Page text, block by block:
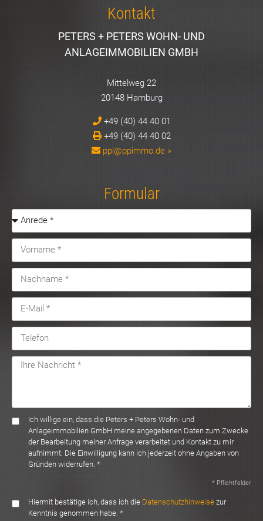
Kontakt
PETERS + PETERS WOHN- UND
ANLAGEIMMOBILIEN GMBH
Mittelweg 22
20148 Hamburg
+49 (40) 44 40 01
+49 (40) 44 40 02
ppi@ppimmo.de »
Formular
Ich willige ein, dass die Peters + Peters Wohn- und
Anlageimmobilien GmbH meine angegebenen Daten zum Zwecke
der Bearbeitung meiner Anfrage verarbeitet und Kontakt zu mir
aufnimmt. Die Einwilligung kann ich jederzeit ohne Angaben von
Gründen widerrufen. *
* Pflichtfelder
Hiermit bestätige ich, dass ich die Datenschutzhinweise zur
Kenntnis genommen habe. *